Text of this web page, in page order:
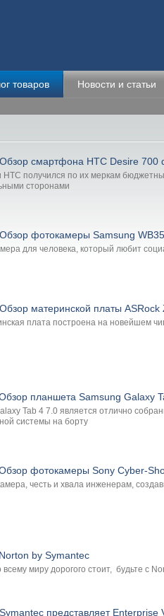
товаров Новости и статьи
Обзор смартфона HTC Desire 700
HTC получился по их меркам
сторонами
Обзор фотокамеры Samsung
для человека, который любит
Обзор материнской платы ASRock
плата построена на новейшем
планшета Samsung Galaxy
Tab 4 7.0 является отлично
системы на борту
фотокамеры Sony Cyber-
честь и хвала инженерам,
Norton by Symantec
миру дорогого стоит, будьте с
Symantec представляет Enterprise